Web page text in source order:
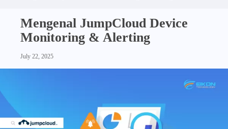
Mengenal JumpCloud Device
Monitoring & Alerting
July 22, 2025